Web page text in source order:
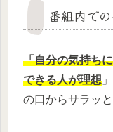
番組内で
「自分の気持ち
できる人が理想
の口からサラッ